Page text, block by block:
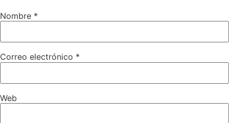
Nombre *
Correo electrónico *
Web